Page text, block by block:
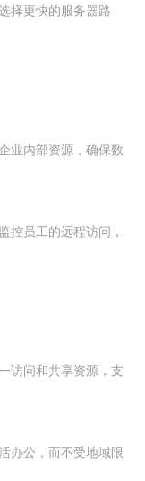
择更快的服务器路
业内部资源，确保数
控员工的远程访问，
访问和共享资源，支
办公，而不受地域限